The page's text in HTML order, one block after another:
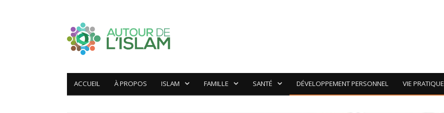
ACCUEIL À PROPOS ISLAM FAMILLE SANTÉ DÉVELOPPEMENT PERSONNEL VIE PRATIQUE